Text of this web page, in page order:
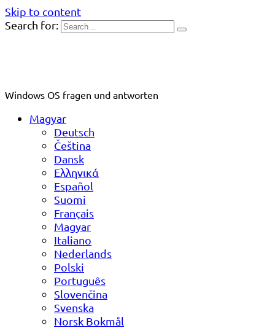
Skip to content
Search for:
Windows OS fragen und antworten
Magyar
Deutsch
Čeština
Dansk
Ελληνικά
Español
Suomi
Français
Magyar
Italiano
Nederlands
Polski
Português
Slovenčina
Svenska
Norsk Bokmål